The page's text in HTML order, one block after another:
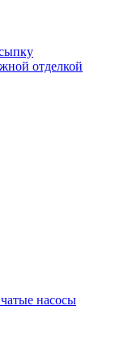
отделкой
насосы